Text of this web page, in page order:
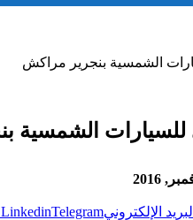
البريد الإلكتروني LinkedinTelegram